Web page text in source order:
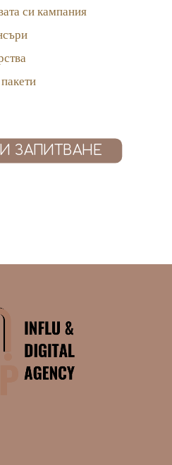
си кампания
ЗАПИТВАНЕ